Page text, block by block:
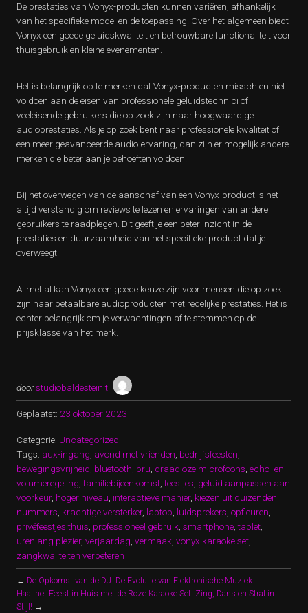
De prestaties van Vonyx-producten kunnen variëren, afhankelijk
van het specifieke model en de toepassing. Over het algemeen biedt
Vonyx een goede geluidskwaliteit en betrouwbare functionaliteit voor
thuisgebruik en kleine evenementen.
Het is belangrijk op te merken dat Vonyx-producten misschien niet
voldoen aan de eisen van professionele geluidstechnici of
veeleisende gebruikers die op zoek zijn naar hoogwaardige
audioprestaties. Als je op zoek bent naar professionele kwaliteit of
een meer geavanceerde audio-ervaring, dan zijn er mogelijk andere
merken die beter aan je behoeften voldoen.
Bij het overwegen van de aanschaf van een Vonyx-product is het
altijd verstandig om reviews te lezen en ervaringen van andere
gebruikers te raadplegen. Dit geeft je een beter inzicht in de
prestaties en duurzaamheid van het specifieke product dat je
overweegt.
Al met al kan Vonyx een goede keuze zijn voor mensen die op zoek
zijn naar betaalbare audioproducten met redelijke prestaties. Het is
echter belangrijk om je verwachtingen af te stemmen op de
prijsklasse van het merk.
doorstudiobaldesteinit
Geplaatst: 23 oktober 2023
Categorie: Uncategorized
Tags: aux-ingang avond met vrienden bedrijfsfeesten
bewegingsvrijheid bluetooth bru draadloze microfoons echo- en
volumeregeling familiebijeenkomst feestjes geluid aanpassen aan
voorkeur, hoger niveau interactieve manier, kiezen uit duizenden
nummers krachtige versterker, laptop luidsprekers opfleuren
privéfeestjes thuis professioneel gebruik smartphone ,tablet
urenlang plezier, verjaardag vermaak vonyx karaoke set
zangkwaliteiten verbeteren
← De Opkomst van de DJ: De Evolutie van Elektronische Muziek
Haal het Feest in Huis met de Roze Karaoke Set: Zing, Dans en Stral in
Stijl! →